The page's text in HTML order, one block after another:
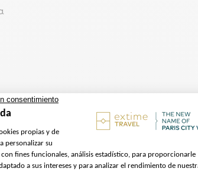
de nuestros autobuses
que elegir los lugares que desea ver y
este Paris Discovery tour está